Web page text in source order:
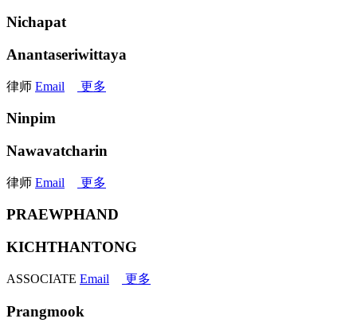
Nichapat
Anantaseriwittaya
律师 Email 更多
Ninpim
Nawavatcharin
律师 Email 更多
PRAEWPHAND
KICHTHANTONG
ASSOCIATE Email 更多
Prangmook